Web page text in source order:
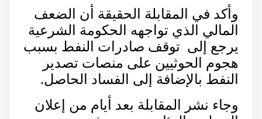
وأكد في المقابلة الحقيقة أن الضعف
المالي الذي تواجهه الحكومة الشرعية
يرجع إلى توقف صادرات النفط بسبب
هجوم الحوثيين على منصات تصدير
النفط بالإضافة إلى الفساد الحاصل.
وجاء نشر المقابلة بعد أيام من إعلان